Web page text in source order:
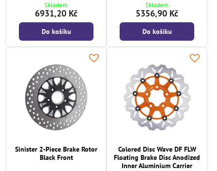
Skladem
6931,20 Kč
Do košíku
Skladem
5356,90 Kč
Do košíku
Sinister 2-Piece Brake Rotor
Black Front
Colored Disc Wave DF FLW
Floating Brake Disc Anodized
Inner Aluminium Carrier